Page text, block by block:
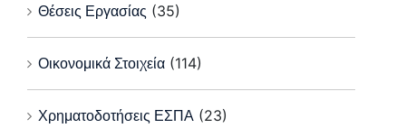
Θέσεις Εργασίας (35)
Οικονομικά Στοιχεία (114)
Χρηματοδοτήσεις ΕΣΠΑ (23)